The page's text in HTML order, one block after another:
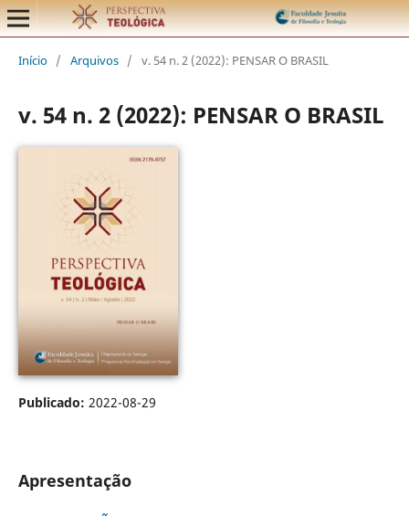
Início / Arquivos / v. 54 n. 2 (2022): PENSAR O BRASIL
v. 54 n. 2 (2022): PENSAR O BRASIL
Publicado: 2022-08-29
Apresentação